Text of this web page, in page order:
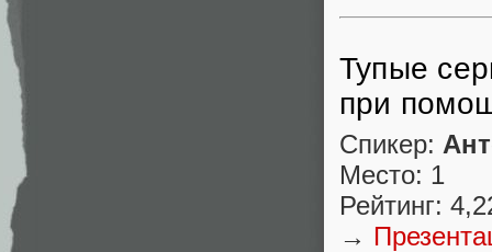
Тупые
при
Спикер:
Место: 1
Рейтинг:
→